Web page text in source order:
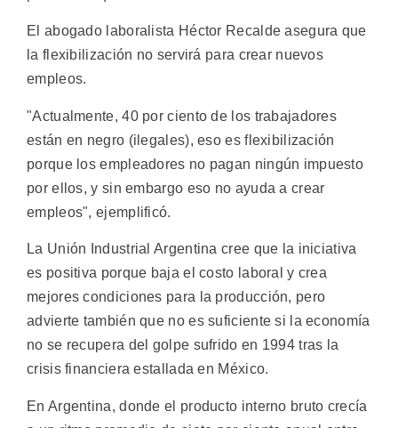
El abogado laboralista Héctor Recalde asegura que
la flexibilización no servirá para crear nuevos
empleos.
"Actualmente, 40 por ciento de los trabajadores
están en negro (ilegales), eso es flexibilización
porque los empleadores no pagan ningún impuesto
por ellos, y sin embargo eso no ayuda a crear
empleos", ejemplificó.
La Unión Industrial Argentina cree que la iniciativa
es positiva porque baja el costo laboral y crea
mejores condiciones para la producción, pero
advierte también que no es suficiente si la economía
no se recupera del golpe sufrido en 1994 tras la
crisis financiera estallada en México.
En Argentina, donde el producto interno bruto crecía